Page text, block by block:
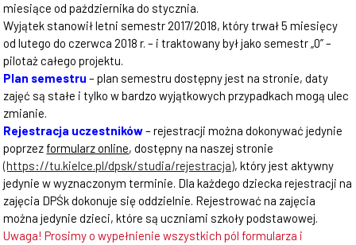
miesiące od października do stycznia.
Wyjątek stanowił letni semestr 2017/2018, który trwał 5 miesięcy
od lutego do czerwca 2018 r. – i traktowany był jako semestr „0” –
pilotaż całego projektu.
Plan semestru – plan semestru dostępny jest na stronie, daty
zajęć są stałe i tylko w bardzo wyjątkowych przypadkach mogą ulec
zmianie.
Rejestracja uczestników– rejestracji można dokonywać jedynie
poprzez formularz online, dostępny na naszej stronie
(https://tu.kielce.pl/dpsk/studia/rejestracja), który jest aktywny
jedynie w wyznaczonym terminie. Dla każdego dziecka rejestracji na
zajęcia DPŚk dokonuje się oddzielnie. Rejestrować na zajęcia
można jedynie dzieci, które są uczniami szkoły podstawowej.
Uwaga! Prosimy o wypełnienie wszystkich pól formularza i